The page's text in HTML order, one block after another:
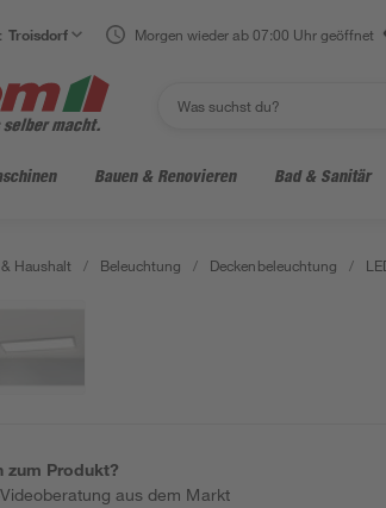
Troisdorf Morgen wieder ab 07:00 Uhr geöffnet
Bauen & Renovieren Bad & Sanitär
Haushalt / Beleuchtung / Deckenbeleuchtung /
zum Produkt?
Videoberatung aus dem Markt